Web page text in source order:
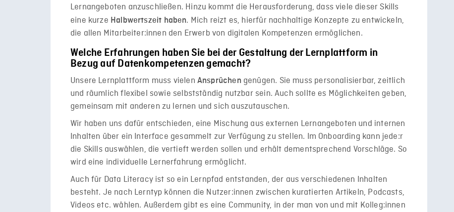
Lernangeboten anzuschließen. Hinzu kommt die Herausforderung, dass viele dieser Skills
eine kurze Halbwertszeit haben. Mich reizt es, hierfür nachhaltige Konzepte zu entwickeln,
die allen Mitarbeiter:innen den Erwerb von digitalen Kompetenzen ermöglichen.
Welche Erfahrungen haben Sie bei der Gestaltung der Lernplattform in
Bezug auf Datenkompetenzen gemacht?
Unsere Lernplattform muss vielen Ansprüchen genügen. Sie muss personalisierbar, zeitlich
und räumlich flexibel sowie selbstständig nutzbar sein. Auch sollte es Möglichkeiten geben,
gemeinsam mit anderen zu lernen und sich auszutauschen.
Wir haben uns dafür entschieden, eine Mischung aus externen Lernangeboten und internen
Inhalten über ein Interface gesammelt zur Verfügung zu stellen. Im Onboarding kann jede:r
die Skills auswählen, die vertieft werden sollen und erhält dementsprechend Vorschläge. So
wird eine individuelle Lernerfahrung ermöglicht.
Auch für Data Literacy ist so ein Lernpfad entstanden, der aus verschiedenen Inhalten
besteht. Je nach Lerntyp können die Nutzer:innen zwischen kuratierten Artikeln, Podcasts,
Videos etc. wählen. Außerdem gibt es eine Community, in der man von und mit Kolleg:innen